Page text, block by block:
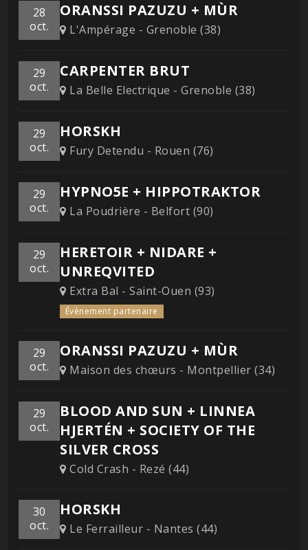
28
oct.
ORANSSI PAZUZU + MÙR
L'Ampérage - Grenoble (38)
29
oct.
CARPENTER BRUT
La Belle Electrique - Grenoble (38)
29
oct.
HORSKH
Fury Detendu - Rouen (76)
29
oct.
HYPNO5E + HIPPOTRAKTOR
La Poudrière - Belfort (90)
29
oct.
HERETOIR + NIDARE +
UNREQVITED
Extra Bal - Saint-Ouen (93)
Évènement partenaire
29
oct.
ORANSSI PAZUZU + MÙR
Maison des chœurs - Montpellier (34)
29
oct.
BLOOD AND SUN + LINNEA
HJERTÉN + SOCIETY OF THE
SILVER CROSS
Cold Crash - Rezé (44)
30
oct.
HORSKH
Le Ferrailleur - Nantes (44)